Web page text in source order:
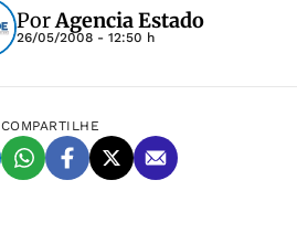
PorAgencia Estado
26/05/2008 - 12:50 h
COMPARTILHE